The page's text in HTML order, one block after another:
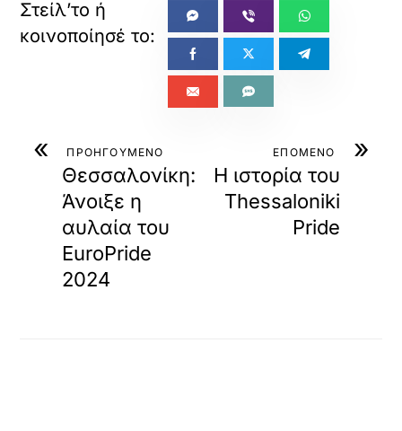
« ΠΡΟΗΓΟΥΜΕΝΟ
Θεσσαλονίκη:
Άνοιξε η
αυλαία του
EuroPride
2024
»
ΕΠΟΜΕΝΟ
Η ιστορία του
Thessaloniki
Pride